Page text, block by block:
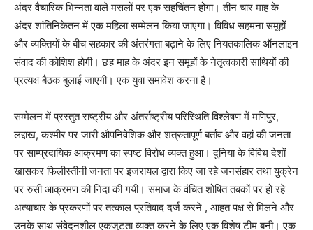
अंदर वैचारिक भिन्नता वाले मसलों पर एक सहचिंतन होगा। तीन चार माह के
अंदर शांतिनिकेतन में एक महिला सम्मेलन किया जाएगा। विविध सहमना समूहों
और व्यक्तियों के बीच सहकार की अंतरंगता बढ़ाने के लिए नियतकालिक ऑनलाइन
संवाद की कोशिश होगी। छह माह के अंदर इन समूहों के नेतृत्वकारी साथियों की
प्रत्यक्ष बैठक बुलाई जाएगी। एक युवा समावेश करना है।
सम्मेलन में प्रस्तुत राष्ट्रीय और अंतर्राष्ट्रीय परिस्थिति विश्लेषण में मणिपुर,
लद्दाख, कश्मीर पर जारी औपनिवेशिक और शत्रुतापूर्ण बर्ताव और वहां की जनता
पर साम्प्रदायिक आक्रमण का स्पष्ट विरोध व्यक्त हुआ। दुनिया के विविध देशों
खासकर फिलीस्तीनी जनता पर इजरायल द्वारा किए जा रहे जनसंहार तथा युक्रेन
पर रुसी आक्रमण की निंदा की गयी। समाज के वंचित शोषित तबकों पर हो रहे
अत्याचार के प्रकरणों पर तत्काल प्रतिवाद दर्ज करने , आहत पक्ष से मिलने और
उनके साथ संवेदनशील एकजुटता व्यक्त करने के लिए एक विशेष टीम बनी। एक